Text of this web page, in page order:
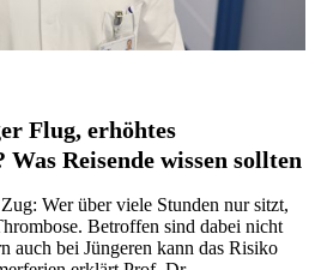
Flug, erhöhtes
Reisende wissen sollten
Wer über viele Stunden nur sitzt,
Betroffen sind dabei nicht
auch bei Jüngeren kann das Risiko